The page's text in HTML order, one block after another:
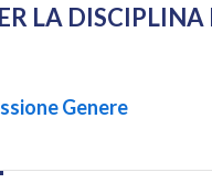
LA
Genere